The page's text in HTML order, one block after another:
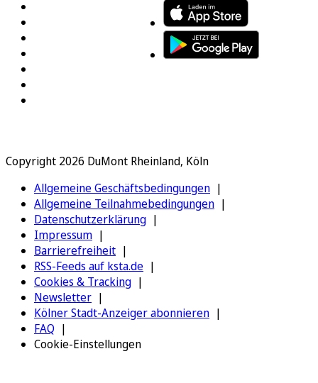
Copyright 2026 DuMont Rheinland, Köln
Allgemeine Geschäftsbedingungen
Allgemeine Teilnahmebedingungen
Datenschutzerklärung
Impressum
Barrierefreiheit
RSS-Feeds auf ksta.de
Cookies & Tracking
Newsletter
Kölner Stadt-Anzeiger abonnieren
FAQ
Cookie-Einstellungen